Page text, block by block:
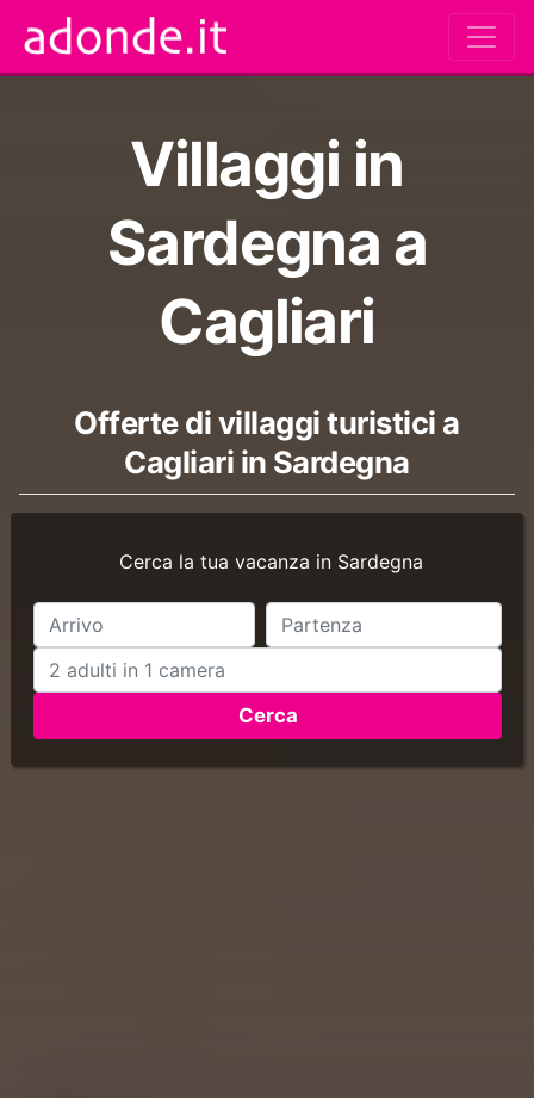
Villaggi in
Sardegna a
Cagliari
Offerte di villaggi turistici a
Cagliari in Sardegna
Cerca la tua vacanza in Sardegna
Cerca